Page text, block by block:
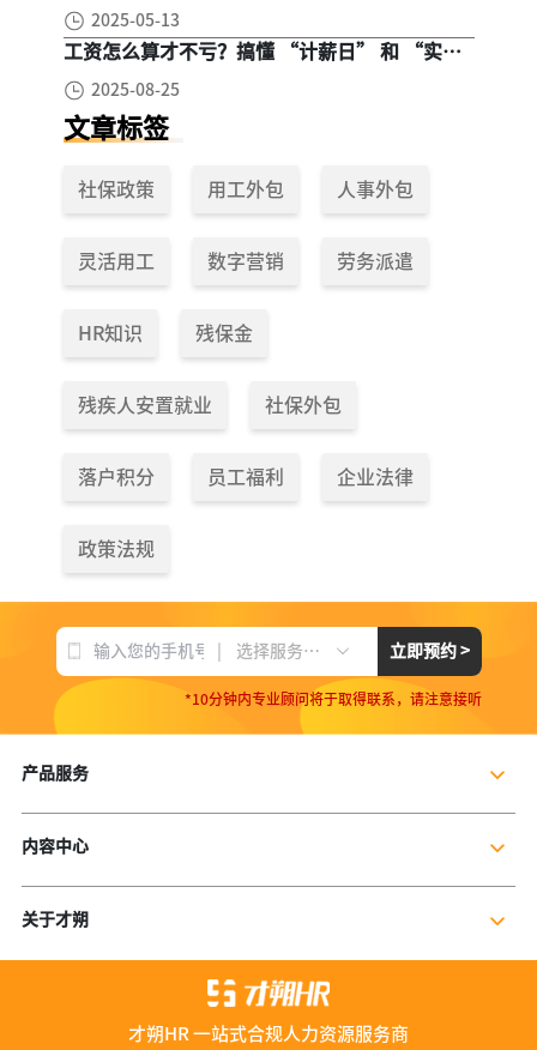
2025-05-13
工资怎么算才不亏？搞懂 “计薪日” 和 “实际
2025-08-25
文章标签
社保政策 用工外包 人事外包
灵活用工 数字营销 劳务派遣
HR知识 残保金
残疾人安置就业 社保外包
落户积分 员工福利 企业法律
政策法规
选择服务项目 立即预约 >
*10分钟内专业顾问将于取得联系，请注意接听
产品服务
企业社保服务
个人社保服务
残保金规划
内容中心
公司新闻
行业干货
关于才朔
公司介绍
才朔HR 一站式合规人力资源服务商